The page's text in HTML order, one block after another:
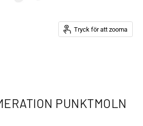
Tryck för att zooma
PUNKTMOLN